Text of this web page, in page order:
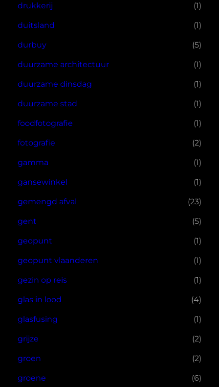
drukkerij (1)
duitsland (1)
durbuy (5)
duurzame architectuur (1)
duurzame dinsdag (1)
duurzame stad (1)
foodfotografie (1)
fotografie (2)
gamma (1)
gansewinkel (1)
gemengd afval (23)
gent (5)
geopunt (1)
geopunt vlaanderen (1)
gezin op reis (1)
glas in lood (4)
glasfusing (1)
grijze (2)
groen (2)
groene (6)